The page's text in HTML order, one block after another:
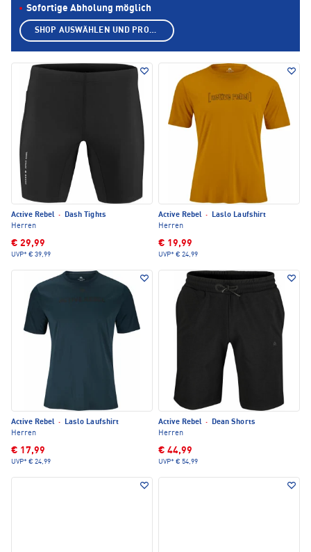
Active Rebel ·
Dash Tights
Herren
€ 29,99
UVP* € 39,99
Active Rebel ·
Laslo Laufshirt
Herren
€ 19,99
UVP* € 24,99
Active Rebel ·
Laslo Laufshirt
Herren
€ 17,99
UVP* € 24,99
Active Rebel ·
Dean Shorts
Herren
€ 44,99
UVP* € 54,99
Sofortige Abholung möglich
SHOP AUSWÄHLEN UND PRODUKTE ANZEIGEN